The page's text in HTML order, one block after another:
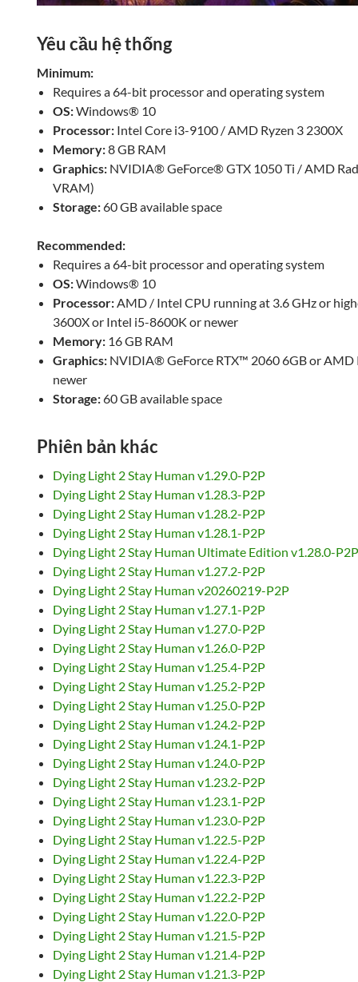
Yêu cầu hệ thống
Minimum:
Requires a 64-bit processor and operating system
OS:Windows® 10
Processor: Intel Core i3-9100 / AMD Ryzen 3 2300X
Memory:8 GB RAM
Graphics: NVIDIA® GeForce® GTX 1050 Ti / AMD
VRAM)
Storage:60 GB available space
Recommended:
Requires a 64-bit processor and operating system
OS:Windows® 10
Processor: AMD / Intel CPU running at 3.6 GHz or
3600X or Intel i5-8600K or newer
Memory: 16 GB RAM
Graphics: NVIDIA® GeForce RTX™ 2060 6GB or AMD
newer
Storage:60 GB available space
Phiên bản khác
Dying Light 2 Stay Human v1.29.0-P2P
Dying Light 2 Stay Human v1.28.3-P2P
Dying Light 2 Stay Human v1.28.2-P2P
Dying Light 2 Stay Human v1.28.1-P2P
Dying Light 2 Stay Human Ultimate Edition v1.28.0-
Dying Light 2 Stay Human v1.27.2-P2P
Dying Light 2 Stay Human v20260219-P2P
Dying Light 2 Stay Human v1.27.1-P2P
Dying Light 2 Stay Human v1.27.0-P2P
Dying Light 2 Stay Human v1.26.0-P2P
Dying Light 2 Stay Human v1.25.4-P2P
Dying Light 2 Stay Human v1.25.2-P2P
Dying Light 2 Stay Human v1.25.0-P2P
Dying Light 2 Stay Human v1.24.2-P2P
Dying Light 2 Stay Human v1.24.1-P2P
Dying Light 2 Stay Human v1.24.0-P2P
Dying Light 2 Stay Human v1.23.2-P2P
Dying Light 2 Stay Human v1.23.1-P2P
Dying Light 2 Stay Human v1.23.0-P2P
Dying Light 2 Stay Human v1.22.5-P2P
Dying Light 2 Stay Human v1.22.4-P2P
Dying Light 2 Stay Human v1.22.3-P2P
Dying Light 2 Stay Human v1.22.2-P2P
Dying Light 2 Stay Human v1.22.0-P2P
Dying Light 2 Stay Human v1.21.5-P2P
Dying Light 2 Stay Human v1.21.4-P2P
Dying Light 2 Stay Human v1.21.3-P2P